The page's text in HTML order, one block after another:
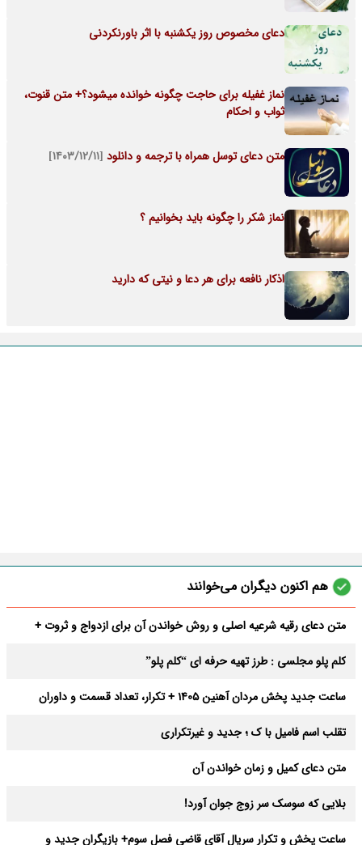
دعای مخصوص روز یکشنبه با اثر باورنکردنی
نماز غفیله برای حاجت چگونه خوانده میشود؟+ متن قنوت،
ثواب و احکام
متن دعای توسل همراه با ترجمه و دانلود [۱۴۰۳/۱۲/۱۱]
نماز شکر را چگونه باید بخوانیم ؟
اذکار نافعه برای هر دعا و نیتی که دارید
هم اکنون دیگران می‌خوانند
متن دعای رقیه شرعیه اصلی و روش خواندن آن برای ازدواج و ثروت +
کلم پلو مجلسی : طرز تهیه حرفه ای “کلم پلو”
ساعت جدید پخش مردان آهنین 1405 + تکرار، تعداد قسمت و داوران
تقلب اسم فامیل با ک ؛ جدید و غیرتکراری
متن دعای کمیل و زمان خواندن آن
بلایی که سوسک سر زوج جوان آورد!
ساعت پخش و تکرار سریال آقای قاضی فصل سوم+ بازیگران جدید و